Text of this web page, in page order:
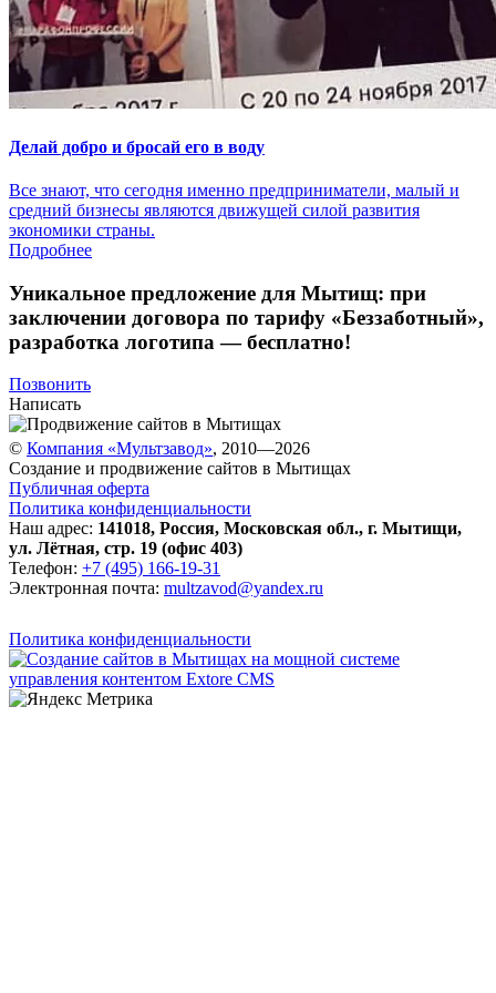
Делай добро и бросай его в воду
Все знают, что сегодня именно предприниматели, малый и
средний бизнесы являются движущей силой развития
экономики страны.
Подробнее
Уникальное предложение для Мытищ: при
заключении договора по тарифу «Беззаботный»,
разработка логотипа — бесплатно!
Позвонить
Написать
© Компания «Мультзавод», 2010—2026
Создание и продвижение сайтов в Мытищах
Публичная оферта
Политика конфиденциальности
Наш адрес: 141018, Россия, Московская обл., г. Мытищи,
ул. Лётная, стр. 19 (офис 403)
Телефон: +7 (495) 166-19-31
Электронная почта: multzavod@yandex.ru
Политика конфиденциальности